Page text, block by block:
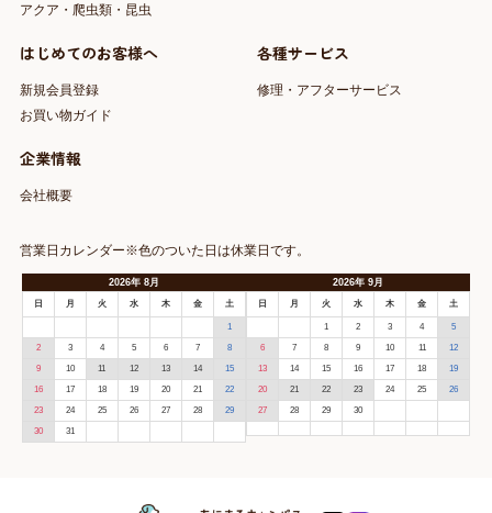
アクア・爬虫類・昆虫
はじめてのお客様へ
新規会員登録
お買い物ガイド
各種サービス
修理・アフターサービス
企業情報
会社概要
営業日カレンダー※色のついた日は休業日です。
2026年 8月
日 月 火 水 木 金 土
1
2 3 4 5 6 7 8
9 10 11 12 13 14 15
16 17 18 19 20 21 22
23 24 25 26 27 28 29
30 31
2026年9月
日 月 火 水 木 金 土
1 2 3 4 5
6 7 8 9 10 11 12
13 14 15 16 17 18 19
20 21 22 23 24 25 26
27 28 29 30